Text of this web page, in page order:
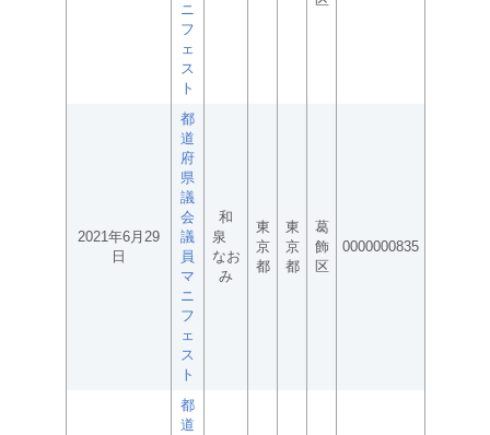
ニ
フ
ェ
ス
ト
2021年6月29
日
都
道
府
県
議
会
議
員
マ
ニ
フ
ェ
ス
ト
和
泉
なお
み
東
京
都
東
京
都
葛
飾
区
0000000835
都
道